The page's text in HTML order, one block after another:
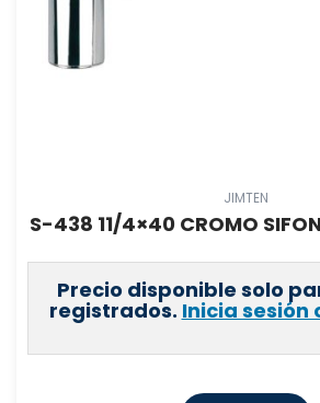
JIMTEN
S-438 11/4×40 CROMO
Precio disponible solo
registrados. Inicia sesión